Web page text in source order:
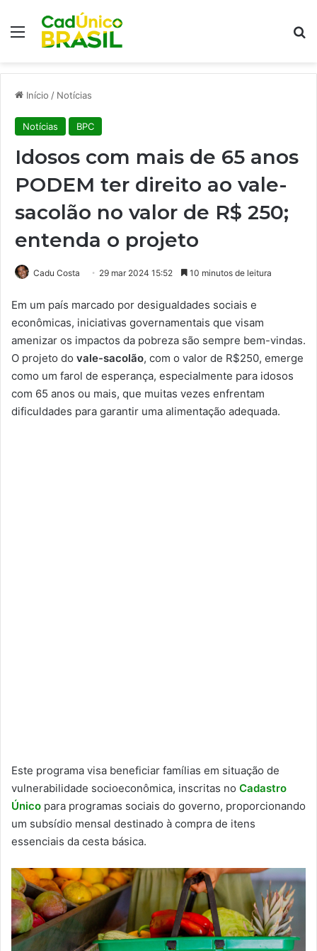
Menu
Início / Notícias
Notícias BPC
Idosos com mais de 65 anos
PODEM ter direito ao vale-
sacolão no valor de R$ 250;
entenda o projeto
Cadu Costa 29 mar 2024 15:52 10 minutos de leitura
Em um país marcado por desigualdades sociais e
econômicas, iniciativas governamentais que visam
amenizar os impactos da pobreza são sempre bem-vindas.
O projeto do vale-sacolão, com o valor de R$250, emerge
como um farol de esperança, especialmente para idosos
com 65 anos ou mais, que muitas vezes enfrentam
dificuldades para garantir uma alimentação adequada.
Este programa visa beneficiar famílias em situação de
vulnerabilidade socioeconômica, inscritas no Cadastro
Único para programas sociais do governo, proporcionando
um subsídio mensal destinado à compra de itens
essenciais da cesta básica.